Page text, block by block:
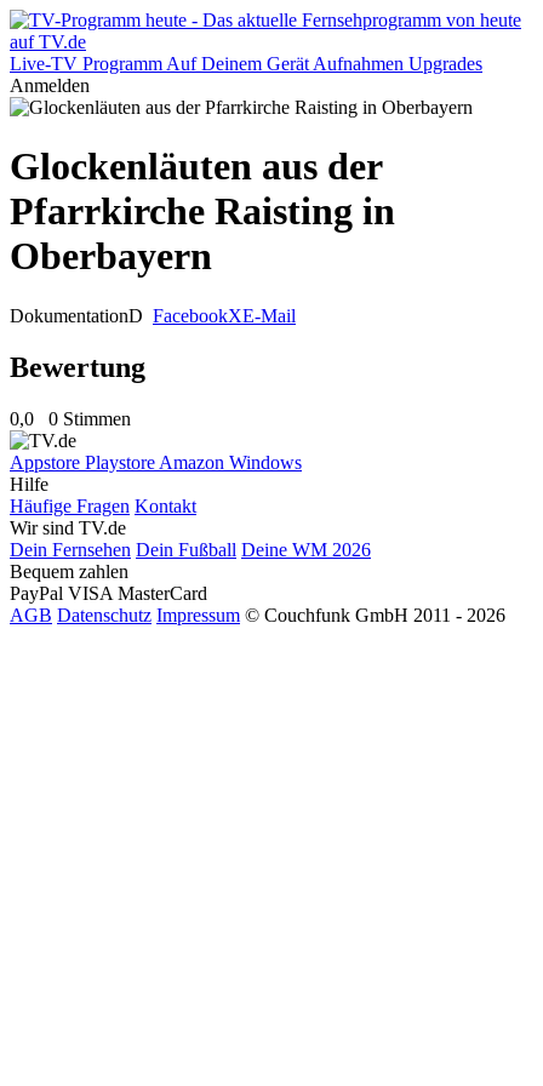
Live-TV Programm Auf Deinem Gerät Aufnahmen Upgrades
Anmelden
Glockenläuten aus der
Pfarrkirche Raisting in
Oberbayern
DokumentationD FacebookXE-Mail
Bewertung
0,0 0 Stimmen
Appstore Playstore Amazon Windows
Hilfe
Häufige Fragen Kontakt
Wir sind TV.de
Dein Fernsehen Dein Fußball Deine WM 2026
Bequem zahlen
PayPal VISA MasterCard
AGB Datenschutz Impressum © Couchfunk GmbH 2011 - 2026